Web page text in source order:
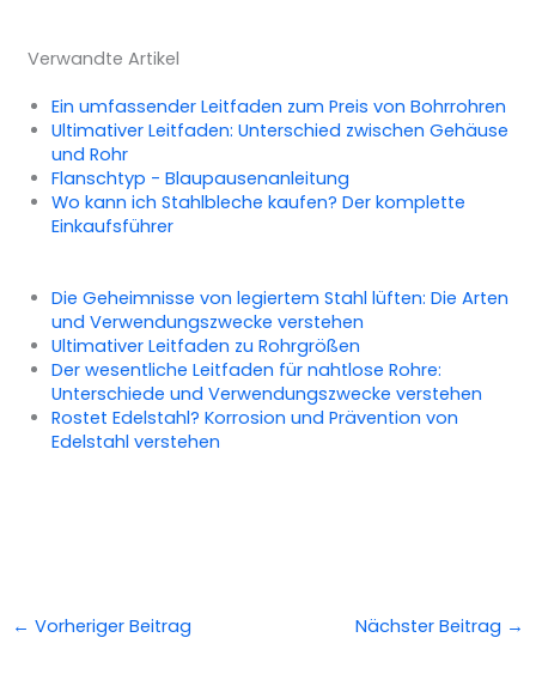
Verwandte Artikel
Ein umfassender Leitfaden zum Preis von Bohrrohren
Ultimativer Leitfaden: Unterschied zwischen Gehäuse
und Rohr
Flanschtyp - Blaupausenanleitung
Wo kann ich Stahlbleche kaufen? Der komplette
Einkaufsführer
Die Geheimnisse von legiertem Stahl lüften: Die Arten
und Verwendungszwecke verstehen
Ultimativer Leitfaden zu Rohrgrößen
Der wesentliche Leitfaden für nahtlose Rohre:
Unterschiede und Verwendungszwecke verstehen
Rostet Edelstahl? Korrosion und Prävention von
Edelstahl verstehen
← Vorheriger Beitrag Nächster Beitrag →